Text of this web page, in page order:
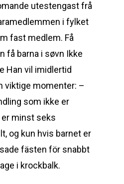
utestengast frå
i fylket
fast medlem. Få
få barna i søvn Ikke
Han vil imidlertid
viktige momenter: –
som ikke er
minst seks
og kun hvis barnet er
fästen för snabbt
i krockbalk.